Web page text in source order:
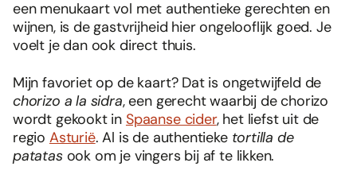
een menukaart vol met authentieke gerechten en
wijnen, is de gastvrijheid hier ongelooflijk goed. Je
voelt je dan ook direct thuis.
Mijn favoriet op de kaart? Dat is ongetwijfeld de
chorizo a la sidra, een gerecht waarbij de chorizo
wordt gekookt in Spaanse cider, het liefst uit de
regio Asturië. Al is de authentieke tortilla de
patatas ook om je vingers bij af te likken.